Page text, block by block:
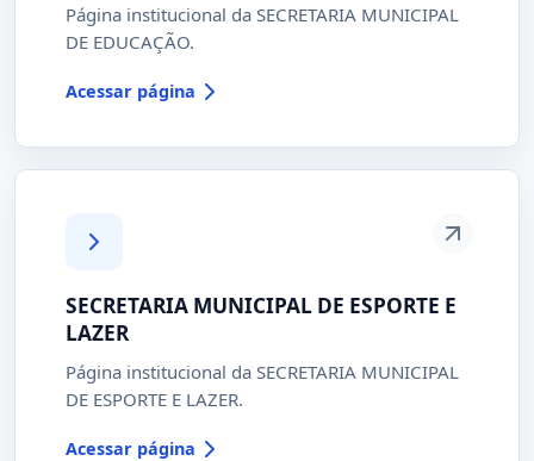
Página institucional da SECRETARIA MUNICIPAL
DE EDUCAÇÃO.
Acessar página
SECRETARIA MUNICIPAL DE ESPORTE E
LAZER
Página institucional da SECRETARIA MUNICIPAL
DE ESPORTE E LAZER.
Acessar página